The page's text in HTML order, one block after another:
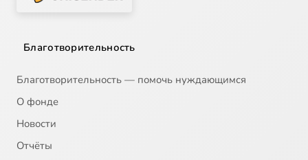
Благотворительность
Благотворительность — помочь нуждающимся
О фонде
Новости
Отчёты